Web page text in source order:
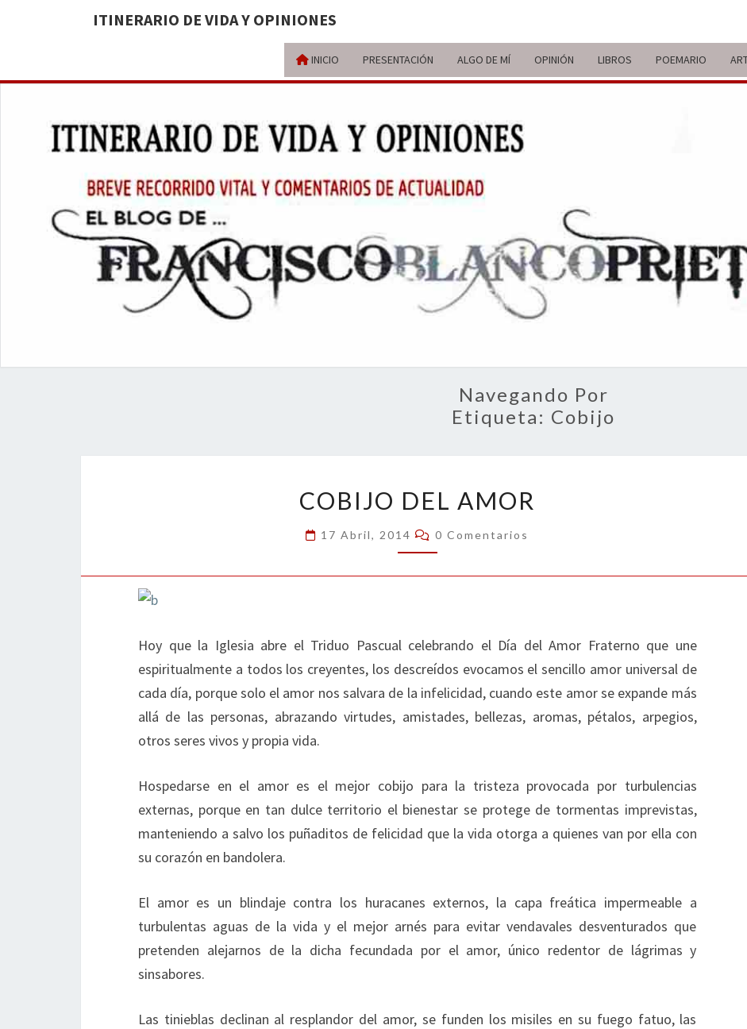
ITINERARIO DE VIDA Y OPINIONES
INICIO PRESENTACIÓN ALGO DE MÍ OPINIÓN LIBROS POEMARIO
DE
BREVE
RECORRIDO
VITAL Y
COMENTARIOS
ACTUALIDAD
Navegando Por
Etiqueta: Cobijo
DEL
AMOR
COBIJO DEL AMOR
17 Abril, 2014 Comentarios
0 Comentarios
Hoy que la Iglesia abre el Triduo Pascual celebrando el Día del Amor Fraterno que une
espiritualmente a todos los creyentes, los descreídos evocamos el sencillo amor universal de
cada día, porque solo el amor nos salvara de la infelicidad, cuando este amor se expande más
allá de las personas, abrazando virtudes, amistades, bellezas, aromas, pétalos, arpegios,
otros seres vivos y propia vida.
Hospedarse en el amor es el mejor cobijo para la tristeza provocada por turbulencias
externas, porque en tan dulce territorio el bienestar se protege de tormentas imprevistas,
manteniendo a salvo los puñaditos de felicidad que la vida otorga a quienes van por ella con
su corazón en bandolera.
El amor es un blindaje contra los huracanes externos, la capa freática impermeable a
turbulentas aguas de la vida y el mejor arnés para evitar vendavales desventurados que
pretenden alejarnos de la dicha fecundada por el amor, único redentor de lágrimas y
sinsabores.
Las tinieblas declinan al resplandor del amor, se funden los misiles en su fuego fatuo, las